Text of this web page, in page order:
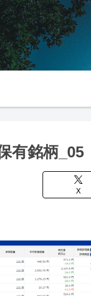
有銘柄_05
X